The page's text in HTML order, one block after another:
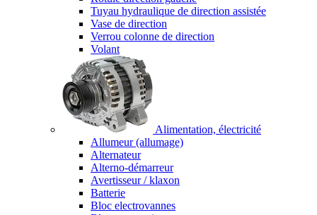
Tuyau hydraulique de direction assistée
Vase de direction
Verrou colonne de direction
Volant
Alimentation, électricité
Allumeur (allumage)
Alternateur
Alterno-démarreur
Avertisseur / klaxon
Batterie
Bloc electrovannes